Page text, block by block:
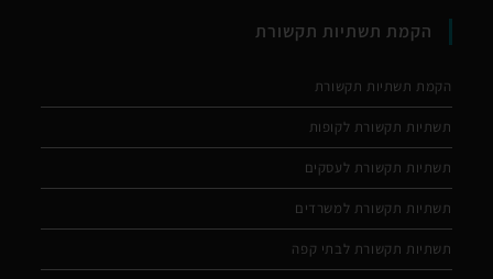
הקמת תשתיות תקשורת
הקמת תשתיות תקשורת
תשתיות תקשורת לקופות
תשתיות תקשורת לעסקים
תשתיות תקשורת למשרדים
תשתיות תקשורת לבתי קפה